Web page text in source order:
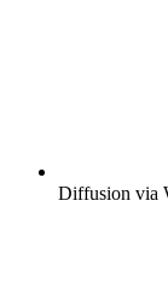
Diffusion via